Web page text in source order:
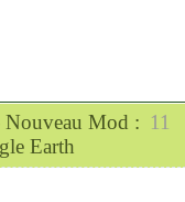
11
Nouveau Mod :
Earth